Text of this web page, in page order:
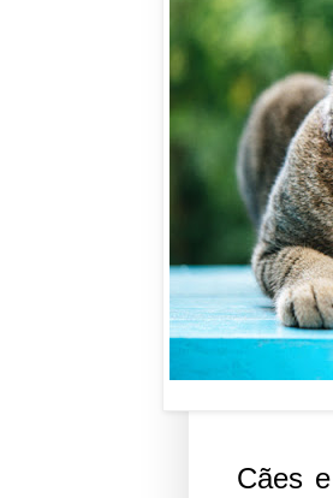
Cães